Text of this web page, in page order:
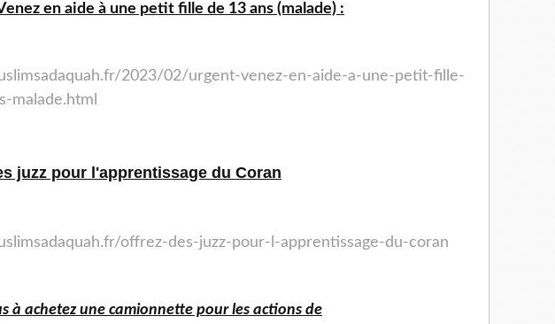
en aide à une petit fille de 13 ans (malade) :
2023/02/urgent-venez-en-aide-a-une-petit-fille-
malade.html
juzz pour l'apprentissage du Coran
offrez-des-juzz-pour-l-apprentissage-du-coran
à achetez une camionnette pour les actions de